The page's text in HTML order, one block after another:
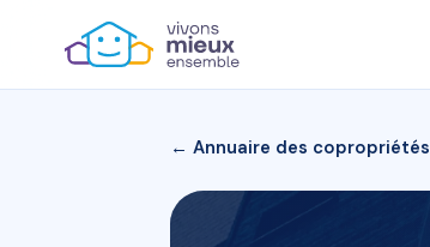
← Annuaire des copropriétés